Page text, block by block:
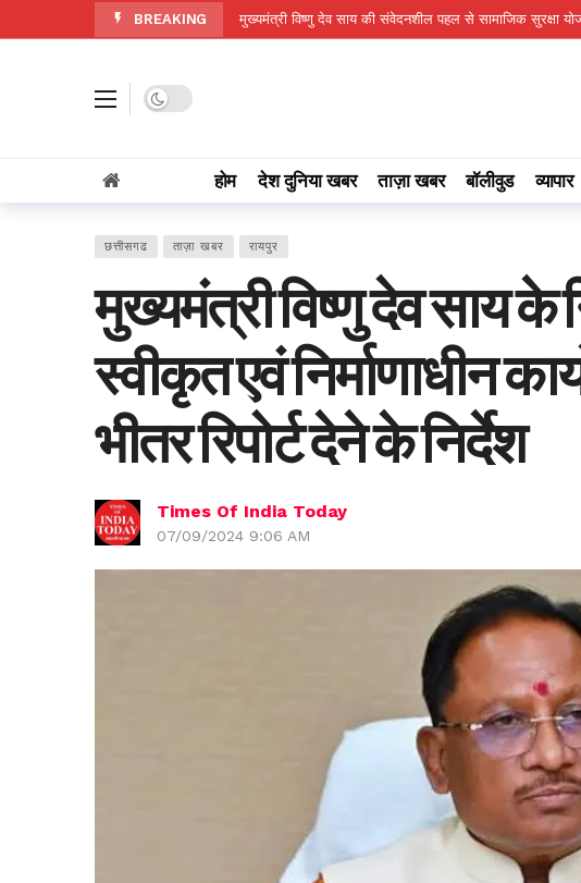
BREAKING मुख्यमंत्री विष्णु देव साय की संवेदनशील पहल से सामाजिक सुरक्षा
कर्तव्यनिष्ठ होकर जनसेवा एवं सुशासन के लिए जमीनी स्तर पर करें
छत्तीसगढ़ में निराश्रित मवेशियों के संरक्षण के लिए बड़ी पहल
मोमिनपारा में निःशुल्क आयुष्मान कार्ड शिविर का सफल आयोजन
अभिषेक बेनर्जी को नेपाल की राजधानी में ‘अंतरराष्ट्रीय पत्रकारिता
हर बेटी को मिले सुरक्षित और स्वच्छ माहौल- राजस्व मंत्री टंक राम वर्मा
Dark mode
होम देश दुनिया खबर ताज़ा खबर बॉलीवुड व्यापार
छत्तीसगढ ताज़ा खबर रायपुर
मुख्यमंत्री विष्णु देव साय
स्वीकृत एवं निर्माणाधीन
भीतर रिपोर्ट देने के निर्देश
Times Of India Today
07/09/2024 9:06 AM